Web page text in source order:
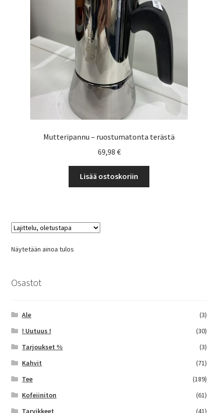
Mutteripannu – ruostumatonta terästä
69,98 €
Lisää ostoskoriin
Näytetään ainoa tulos
Osastot
Ale
(3)
! Uutuus !
(30)
Tarjoukset %
(3)
Kahvit
(71)
Tee
(189)
Kofeiiniton
(61)
Tarvikkeet
(41)